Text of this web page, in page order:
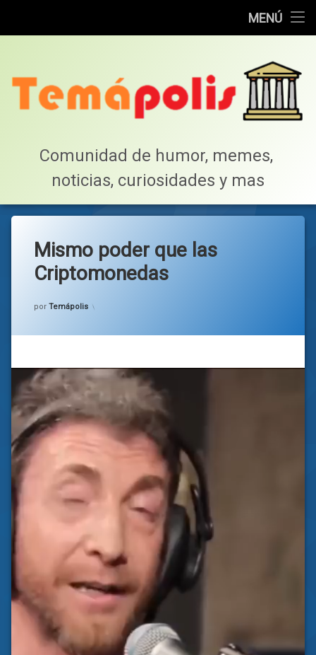
MENÚ
Lista de Megapost
Tabla de puntos
Comunidad de humor, memes,
noticias, curiosidades y mas
Mismo poder que las
Criptomonedas
por Temápolis